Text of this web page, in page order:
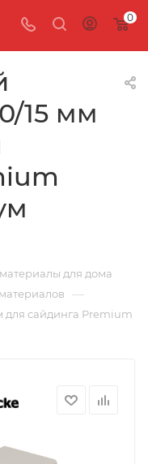
0
15 мм
для дома
—
сайдинга Premium